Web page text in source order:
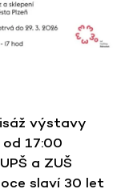
výstavy
17:00
a ZUŠ
slaví 30 let